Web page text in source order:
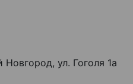
ул. Гоголя 1а